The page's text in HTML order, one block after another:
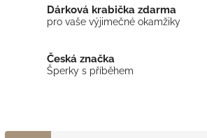
Dárková krabička zdarma
pro vaše výjimečné okamžiky
Česká značka
Šperky s příběhem